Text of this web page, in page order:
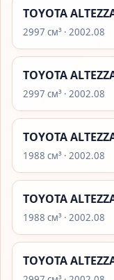
TOYOTA
2997 см³ · 2002.08
TOYOTA
2997 см³ · 2002.08
TOYOTA
1988 см³ · 2002.08
TOYOTA
1988 см³ · 2002.08
TOYOTA